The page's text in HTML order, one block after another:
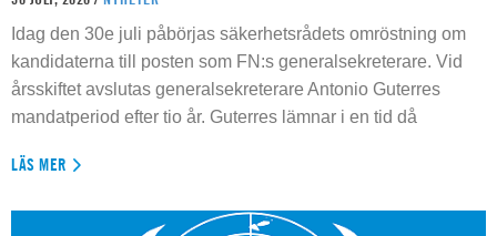
Idag den 30e juli påbörjas säkerhetsrådets omröstning om
kandidaterna till posten som FN:s generalsekreterare. Vid
årsskiftet avslutas generalsekreterare Antonio Guterres
mandatperiod efter tio år. Guterres lämnar i en tid då
LÄS MER